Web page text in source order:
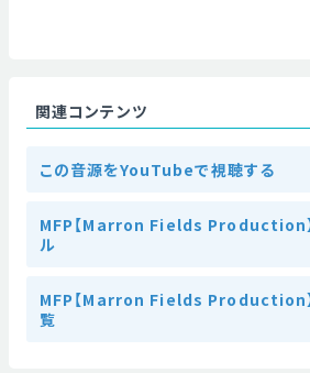
関連コンテンツ
この音源をYouTubeで視聴する
MFP【Marron Fields Production】
ル
MFP【Marron Fields Production
覧